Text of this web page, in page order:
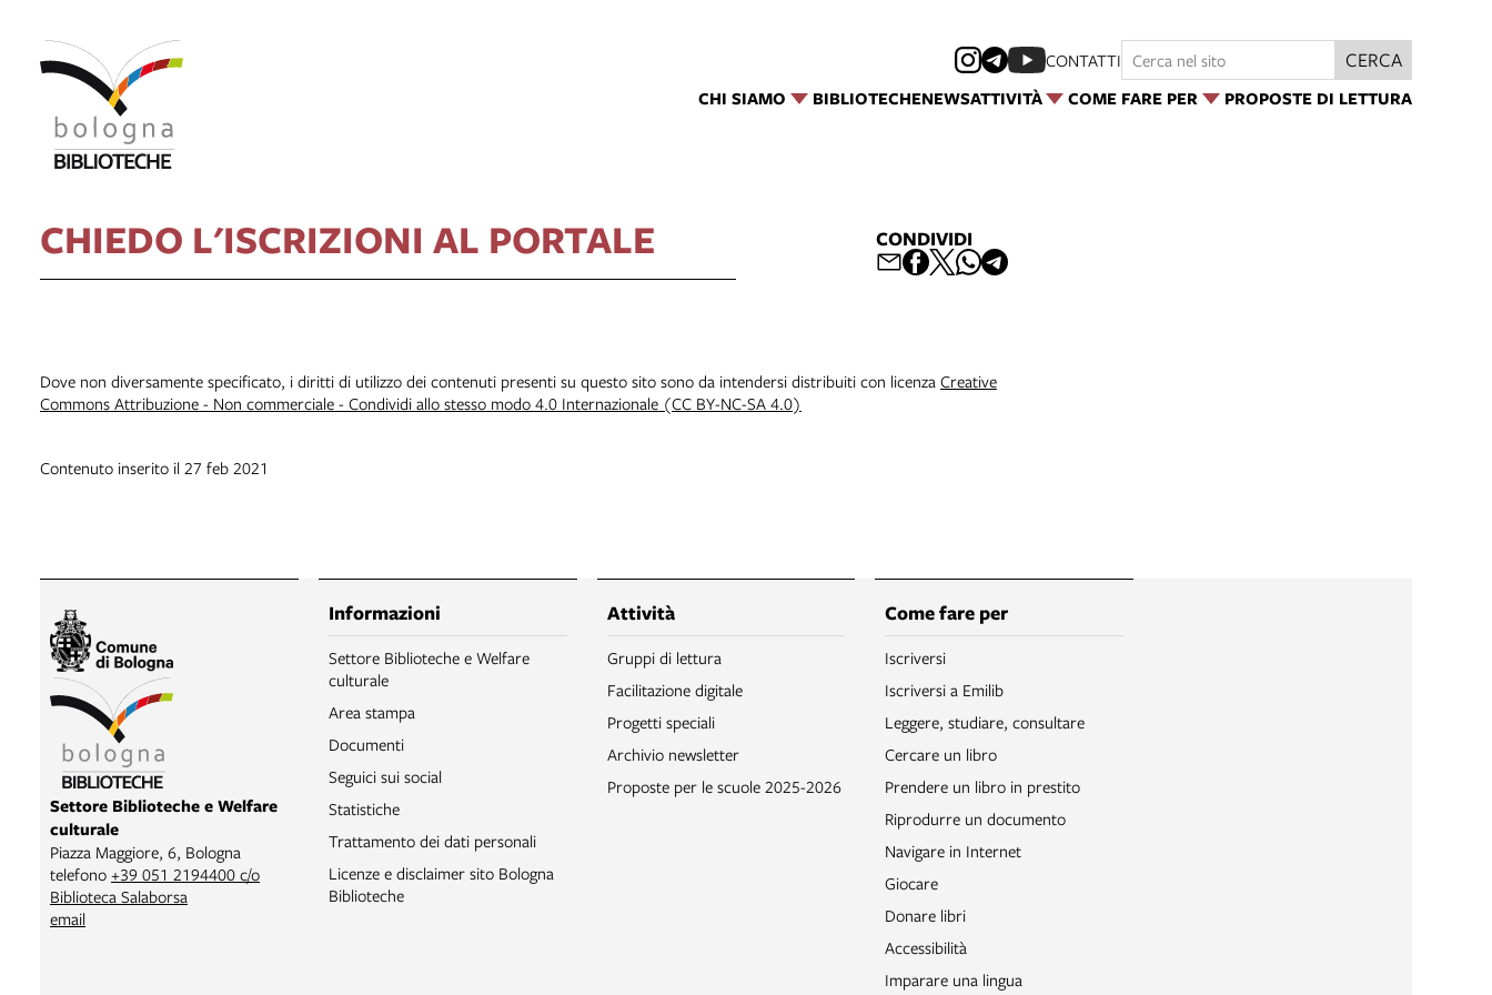
CHI SIAMO BIBLIOTECHENEWSATTIVITÀ COME FARE PER PROPOSTE DI LETTURA
CONTATTI CERCA
CHIEDO L'ISCRIZIONI AL PORTALE CONDIVIDI
Dove non diversamente specificato, i diritti di utilizzo dei contenuti presenti su questo sito sono da intendersi distribuiti con licenza Creative
Commons Attribuzione - Non commerciale - Condividi allo stesso modo 4.0 Internazionale (CC BY-NC-SA 4.0)
Contenuto inserito il 27 feb 2021
Settore Biblioteche e Welfare
culturale
Piazza Maggiore, 6, Bologna
telefono +39 051 2194400 c/o
Biblioteca Salaborsa
email
Informazioni
Settore Biblioteche e Welfare
culturale
Area stampa
Documenti
Seguici sui social
Statistiche
Trattamento dei dati personali
Licenze e disclaimer sito Bologna
Biblioteche
Attività
Gruppi di lettura
Facilitazione digitale
Progetti speciali
Archivio newsletter
Proposte per le scuole 2025-2026
Come fare per
Iscriversi
Iscriversi a Emilib
Leggere, studiare, consultare
Cercare un libro
Prendere un libro in prestito
Riprodurre un documento
Navigare in Internet
Giocare
Donare libri
Accessibilità
Imparare una lingua